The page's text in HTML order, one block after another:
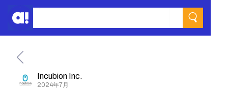
Incubion Inc.
2024年7月